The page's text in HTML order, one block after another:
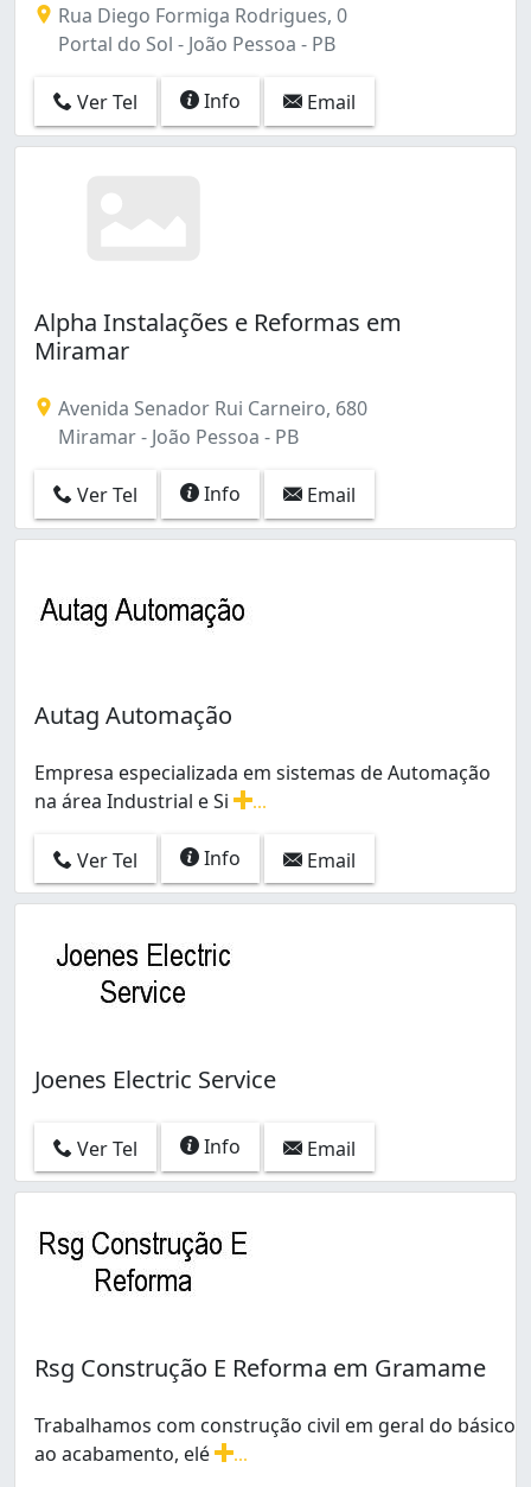
Rua Diego Formiga Rodrigues, 0
Portal do Sol - João Pessoa - PB
Ver Tel Info Email
Alpha Instalações e Reformas em
Miramar
Avenida Senador Rui Carneiro, 680
Miramar - João Pessoa - PB
Ver Tel Info Email
Autag Automação
Empresa especializada em sistemas de Automação
na área Industrial e Si
Ver Tel
Info Email
Joenes Electric Service
Ver Tel Info Email
Rsg Construção E Reforma em Gramame
Trabalhamos com construção civil em geral do básico
ao acabamento, elé